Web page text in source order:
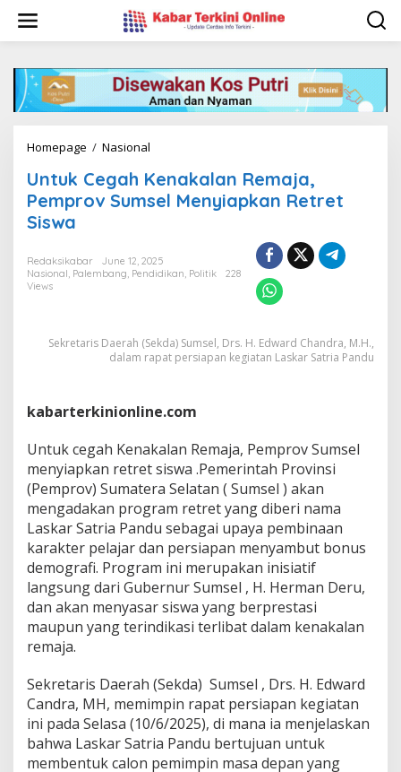
i
Homepage / Nasional
t
u
k
g
a
n
a
l
a
R
e
m
a
j
a
,
P
e
p
r
S
u
m
s
e
l
Untuk Cegah Kenakalan Remaja,
Pemprov Sumsel Menyiapkan Retret
Siswa
Redaksikabar
June 12, 2025
Nasional, Palembang, Pendidikan, Politik
228
Views
Sekretaris Daerah (Sekda) Sumsel, Drs. H. Edward Chandra, M.H.,
dalam rapat persiapan kegiatan Laskar Satria Pandu
kabarterkinionline.com
Untuk cegah Kenakalan Remaja, Pemprov Sumsel
menyiapkan retret siswa .Pemerintah Provinsi
(Pemprov) Sumatera Selatan ( Sumsel ) akan
mengadakan program retret yang diberi nama
Laskar Satria Pandu sebagai upaya pembinaan
karakter pelajar dan persiapan menyambut bonus
demografi. Program ini merupakan inisiatif
langsung dari Gubernur Sumsel , H. Herman Deru,
dan akan menyasar siswa yang berprestasi
maupun yang terindikasi terlibat dalam kenakalan
remaja.
Sekretaris Daerah (Sekda) Sumsel , Drs. H. Edward
Candra, MH, memimpin rapat persiapan kegiatan
ini pada Selasa (10/6/2025), di mana ia menjelaskan
bahwa Laskar Satria Pandu bertujuan untuk
membentuk calon pemimpin masa depan yang